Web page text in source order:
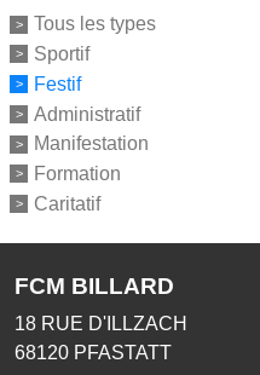
Tous les types
Sportif
Festif
Administratif
Manifestation
Formation
Caritatif
FCM BILLARD
18 RUE D'ILLZACH
68120 PFASTATT